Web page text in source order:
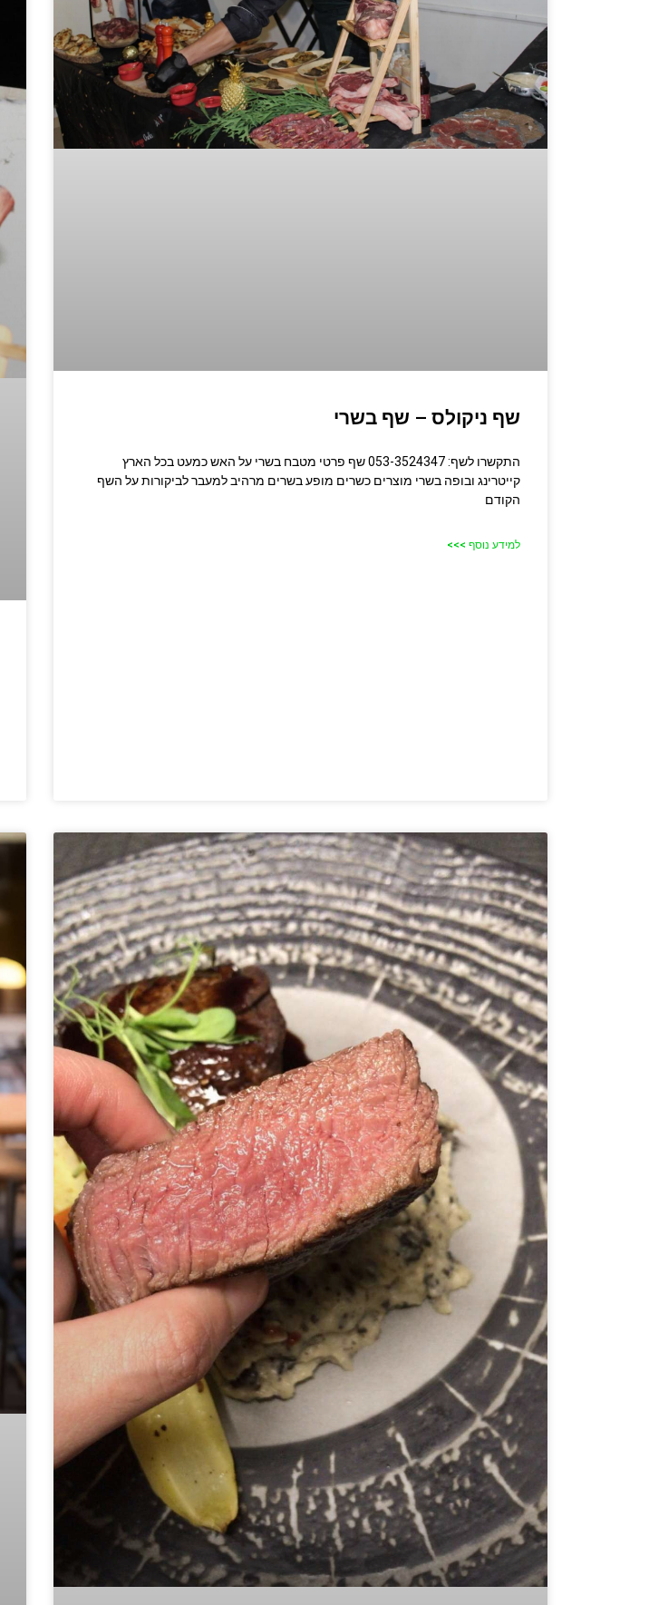
שף ניקולס – שף בשרי
התקשרו לשף: 053-3524347 שף פרטי מטבח בשרי על האש כמעט בכל הארץ
קייטרינג ובופה בשרי מוצרים כשרים מופע בשרים מרהיב למעבר לביקורות על השף
הקודם
למידע נוסף >>>